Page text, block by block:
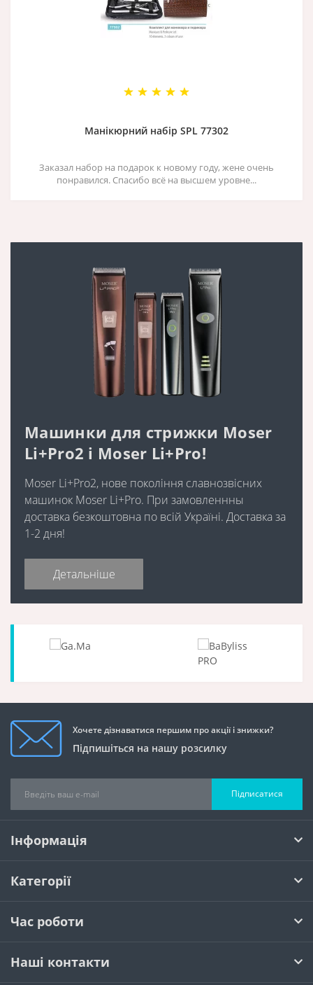
Манікюрний набір SPL 77302
Заказал набор на подарок к новому году, жене очень
понравился. Спасибо всё на высшем уровне...
Машинки для стрижки Moser
Li+Pro2 і Moser Li+Pro!
Moser Li+Pro2, нове покоління славнозвісних
машинок Moser Li+Pro. При замовленнны
доставка безкоштовна по всій Україні. Доставка за
1-2 дня!
Детальніше
Хочете дізнаватися першим про акції і знижки?
Підпишіться на нашу розсилку
Підписатися
Інформація
Категорії
Час роботи
Наші контакти